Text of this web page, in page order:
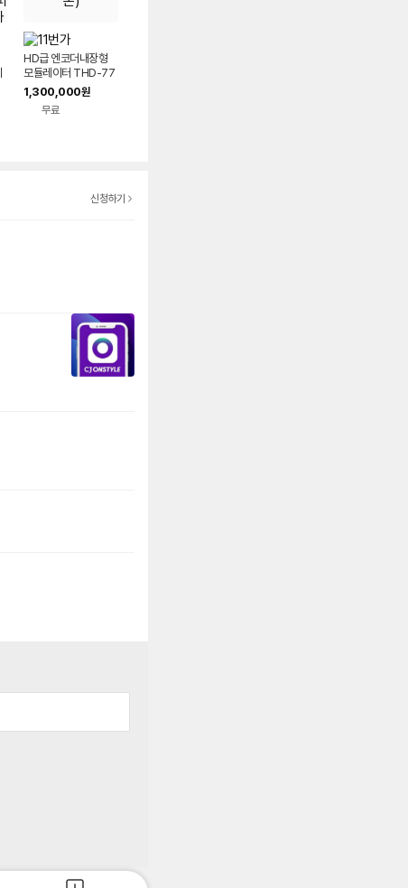
HD급 엔코더내장형
모듈레이터 THD-77
00 (HDMI ,컴퍼지트
입력 기본)
1,300,000원
무료
신청하기